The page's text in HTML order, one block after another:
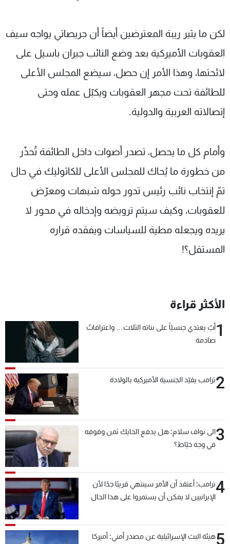
لكن ما يثير ريبة المعترضين أيضاً أن جريصاتي يواجه سيف
العقوبات الأميركية بعد وضع النائب جبران باسيل على
لائحتها، وهذا الأمر إن حصل، سيضع المجلس الأعلى
للطائفة تحت مجهر العقوبات ويكبّل عمله وحتى
إتصالاته العربية والدولية.
وأمام كل ما يحصل، تصدر أصوات داخل الطائفة تُحذّر
من خطورة ما يُحاك للمجلس الأعلى للكاثوليك في حال
تمّ إنتخاب نائب رئيس تدور حوله شبهات ومعرّض
للعقوبات، وكيف سيتم ترويضه وإدخاله في محور لا
يريده ويجعله مطية للسياسات ويفقده قراره
المستقل؟!
الأكثر قراءة
1أبٌ يعتدي جنسيّاً على بناته الثلاث… واعترافاتٌ
صادمة
2ترامب يقيّد الجنسية الأميركية بالولادة
3الى نواف سلام: هل يدفع الحايك ثمن وقوفه
في وجه خيّاط؟
4ترامب: أعتقد أن الأمر سينتهي قريبًا جدًا لأن
الإيرانيين لا يمكن أن يستمروا على هذا الحال
5هيئة البث الإسرائيلية عن مصدر أمني: أميركا